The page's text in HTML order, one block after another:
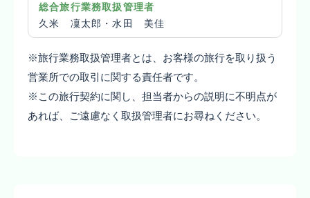
総合旅行業務取扱管理者
久米 凜太郎・水田 美佳
※旅行業務取扱管理者とは、お客様の旅行を取り扱う
営業所での取引に関する責任者です。
※この旅行契約に関し、担当者からの説明に不明点が
あれば、ご遠慮なく取扱管理者にお尋ねください。